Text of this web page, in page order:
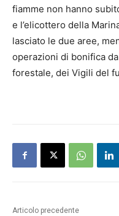
fiamme non hanno
e l’elicottero della
lasciato le due aree,
operazioni di bonifica
forestale, dei Vigili del
Articolo precedente